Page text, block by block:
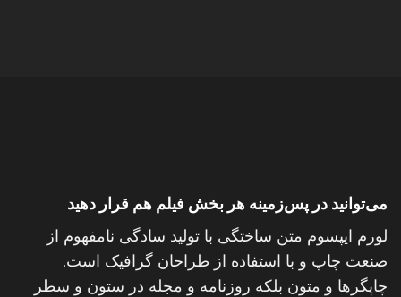
می‌توانید در پس‌زمینه هر بخش فیلم هم قرار دهید
لورم ایپسوم متن ساختگی با تولید سادگی نامفهوم از
صنعت چاپ و با استفاده از طراحان گرافیک است.
چاپگرها و متون بلکه روزنامه و مجله در ستون و سطر